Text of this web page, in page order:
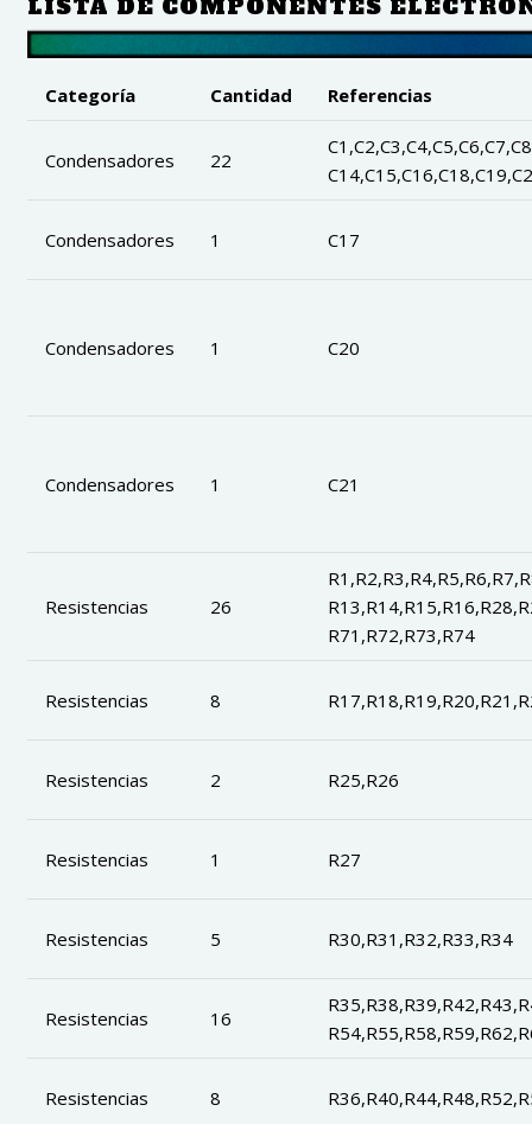
LISTA DE COMPONENTES
Categoría Cantidad Referencias
Condensadores 22
Condensadores 1 C17
Condensadores 1 C20
Condensadores 1 C21
Resistencias 26
R71,R72,R73,R74
Resistencias 8
Resistencias 2 R25,R26
Resistencias 1 R27
Resistencias 5 R30,R31,R32,R33,R34
Resistencias 16
Resistencias 8